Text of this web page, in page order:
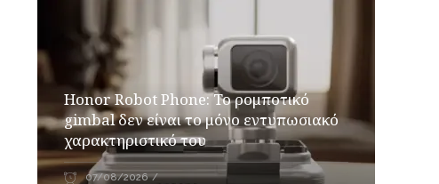
Honor Robot Phone: Το ρομποτικό
gimbal δεν είναι το μόνο εντυπωσιακό
χαρακτηριστικό του
07/08/2026